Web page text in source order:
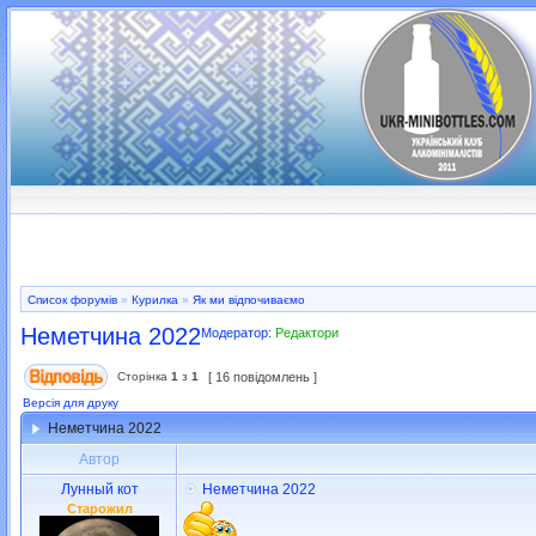
Список форумів » Курилка » Як ми відпочиваємо
Неметчина 2022Модератор: Редактори
Сторінка 1 з 1 [ 16 повідомлень ]
Версія для друку
Неметчина 2022
Автор
Лунный кот
Старожил
Неметчина 2022